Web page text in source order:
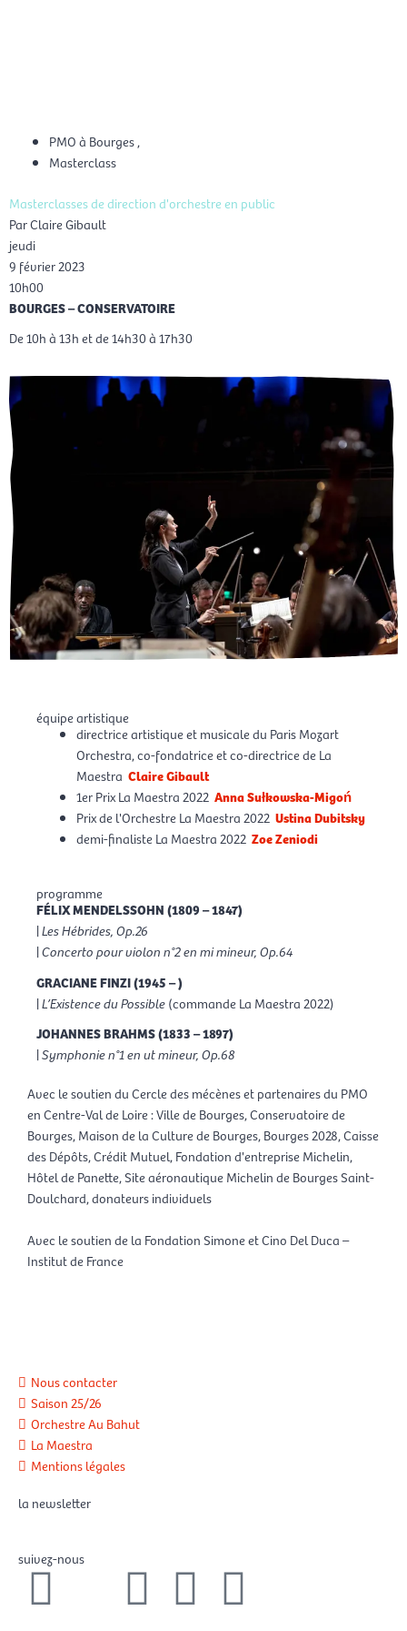
PMO à Bourges,
Masterclass
Masterclasses de direction d'orchestre en public
Par Claire Gibault
jeudi
9 février 2023
10h00
BOURGES – CONSERVATOIRE
De 10h à 13h et de 14h30 à 17h30
équipe artistique
directrice artistique et musicale du Paris Mozart
Orchestra, co-fondatrice et co-directrice de La
Maestra Claire Gibault
1er Prix La Maestra 2022 Anna Sułkowska-Migoń
Prix de l'Orchestre La Maestra 2022 Ustina Dubitsky
demi-finaliste La Maestra 2022 Zoe Zeniodi
programme
FÉLIX MENDELSSOHN (1809 – 1847)
|Les Hébrides, Op.26
|Concerto pour violon n°2 en mi mineur, Op.64
GRACIANE FINZI (1945 – )
|L’Existence du Possible(commande La Maestra 2022)
JOHANNES BRAHMS (1833 – 1897)
|Symphonie n°1 en ut mineur, Op.68
Avec le soutien du Cercle des mécènes et partenaires du PMO
en Centre-Val de Loire : Ville de Bourges, Conservatoire de
Bourges, Maison de la Culture de Bourges, Bourges 2028, Caisse
des Dépôts, Crédit Mutuel, Fondation d'entreprise Michelin,
Hôtel de Panette, Site aéronautique Michelin de Bourges Saint-
Doulchard, donateurs individuels
Avec le soutien de la Fondation Simone et Cino Del Duca –
Institut de France
Nous contacter
Saison 25/26
Orchestre Au Bahut
La Maestra
Mentions légales
la newsletter
suivez-nous
F I Y L